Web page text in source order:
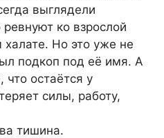
выглядели
ко взрослой
Но это уже не
подкоп под её имя. А
остаётся у
силы, работу,
тишина.